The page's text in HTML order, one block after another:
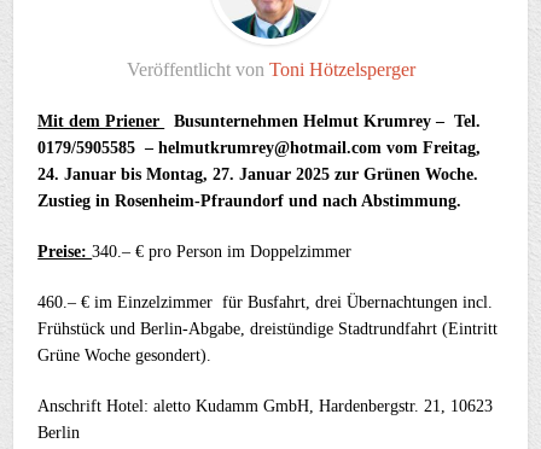
Veröffentlicht von Toni Hötzelsperger
Mit dem Priener
Busunternehmen Helmut Krumrey – Tel.
0179/5905585 – helmutkrumrey@hotmail.com vom Freitag,
24. Januar bis Montag, 27. Januar 2025 zur Grünen Woche.
Zustieg in Rosenheim-Pfraundorf und nach Abstimmung.
Preise:340.– € pro Person im Doppelzimmer
460.– € im Einzelzimmer für Busfahrt, drei Übernachtungen incl.
Frühstück und Berlin-Abgabe, dreistündige Stadtrundfahrt (Eintritt
Grüne Woche gesondert).
Anschrift Hotel: aletto Kudamm GmbH, Hardenbergstr. 21, 10623
Berlin